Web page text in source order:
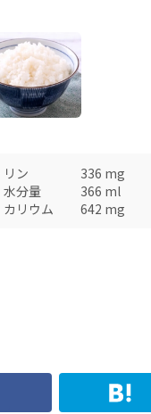
リン 336 mg
水分量 366 ml
カリウム 642 mg